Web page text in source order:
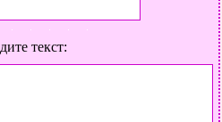
текст: